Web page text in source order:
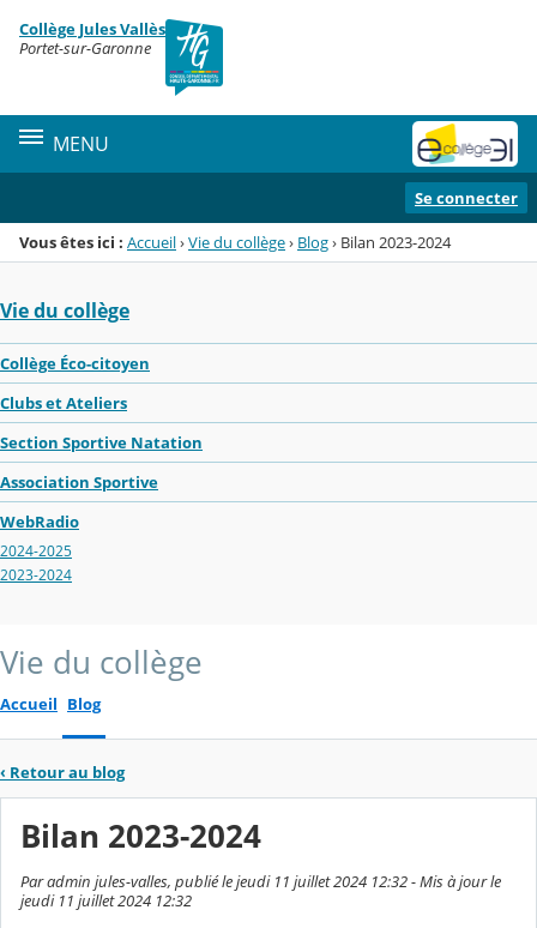
Menu de la rubrique
Contenu
Collège Jules Vallès
Portet-sur-Garonne
MENU
Se connecter
Vous êtes ici : Accueil›Vie du collège› Blog› Bilan 2023-2024
Vie du collège
Collège Éco-citoyen
Clubs et Ateliers
Section Sportive Natation
Association Sportive
WebRadio
2024-2025
2023-2024
Vie du collège
Accueil Blog
‹ Retour au blog
Bilan 2023-2024
Par admin jules-valles, publié le jeudi 11 juillet 2024 12:32 - Mis à jour le
jeudi 11 juillet 2024 12:32